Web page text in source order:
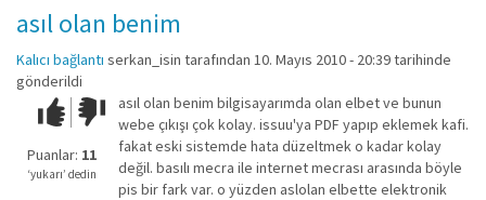
asıl olan benim
Kalıcı bağlantı serkan_isin tarafından 10. Mayıs 2010 - 20:39 tarihinde
gönderildi
Çok iyi!O
kadar
iyi
değil!
Puanlar: 11
‘yukarı’ dedin
asıl olan benim bilgisayarımda olan elbet ve bunun
webe çıkışı çok kolay. issuu'ya PDF yapıp eklemek kafi.
fakat eski sistemde hata düzeltmek o kadar kolay
değil. basılı mecra ile internet mecrası arasında böyle
pis bir fark var. o yüzden aslolan elbette elektronik